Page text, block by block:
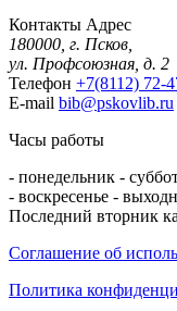
Контакты Адрес
180000, г. Псков,
ул. Профсоюзная, д. 2
Телефон +7(8112) 72-
E-mail bib@pskovlib.ru
Часы работы
- понедельник -
- воскресенье -
Последний вторник
Соглашение об
Политика